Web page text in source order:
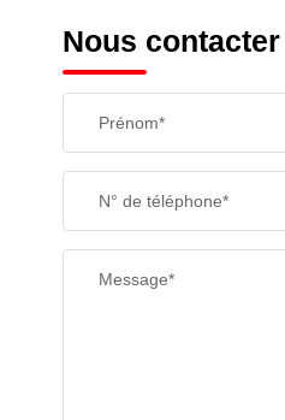
Nous contacter
Prénom*
N° de téléphone*
Message*